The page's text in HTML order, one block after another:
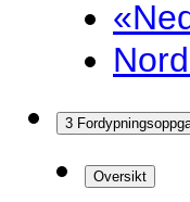
3
Oversikt